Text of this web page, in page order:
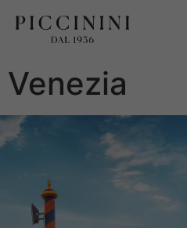
Venezia